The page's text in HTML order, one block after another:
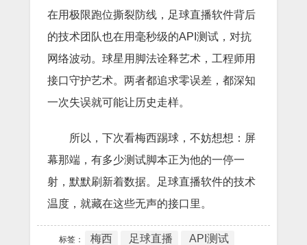
在用极限跑位撕裂防线，足球直播软件背后
的技术团队也在用毫秒级的API测试，对抗
网络波动。球星用脚法诠释艺术，工程师用
接口守护艺术。两者都追求零误差，都深知
一次失误就可能让历史走样。
所以，下次看梅西踢球，不妨想想：屏
幕那端，有多少测试脚本正为他的一停一
射，默默刷新着数据。足球直播软件的技术
温度，就藏在这些无声的接口里。
标签： 梅西 足球直播 API测试